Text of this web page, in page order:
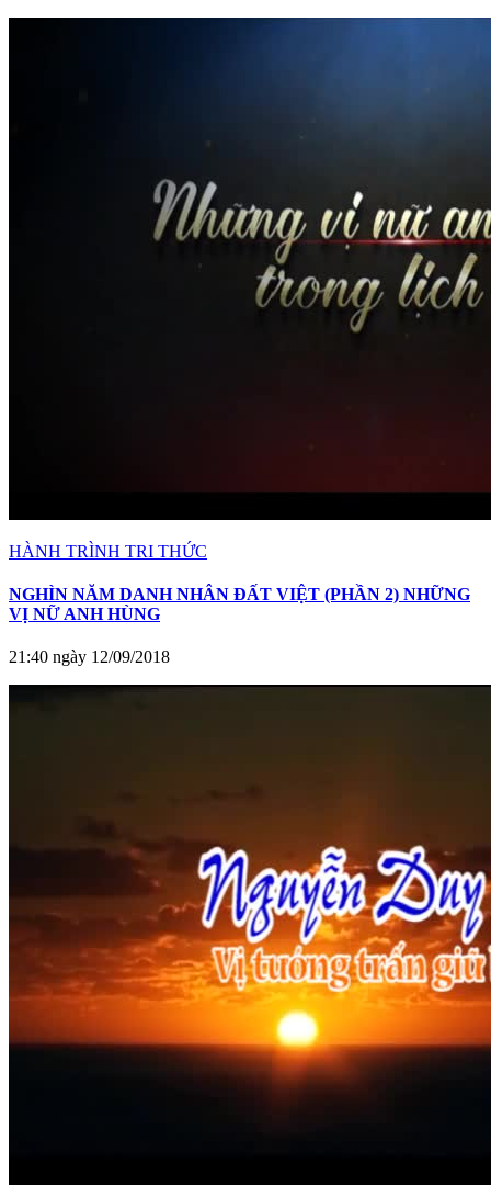
HÀNH TRÌNH TRI THỨC
NGHÌN NĂM DANH NHÂN ĐẤT VIỆT (PHẦN 2) NHỮNG
VỊ NỮ ANH HÙNG
21:40 ngày 12/09/2018